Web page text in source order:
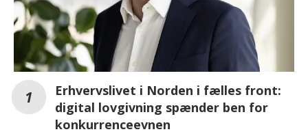
Erhvervslivet i Norden i fælles front:
digital lovgivning spænder ben for
konkurrenceevnen